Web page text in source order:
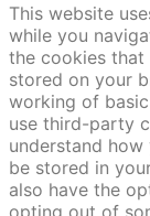
This website
while you
the cookies that
stored on your
working of
use third-party
understand
be stored in
also have the
opting out of